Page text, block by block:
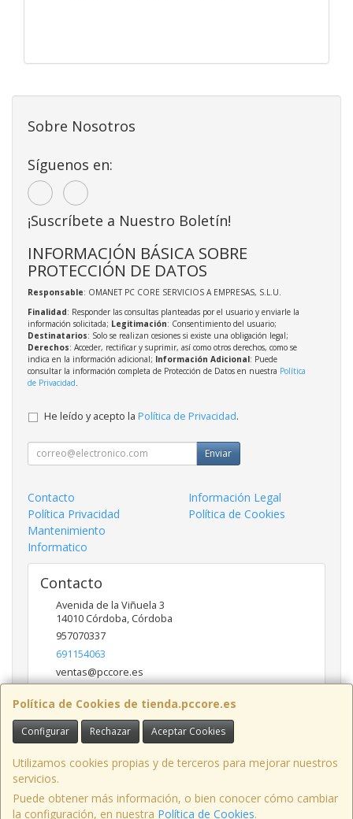
Política de Cookies de tienda.pccore.es
Configurar Rechazar Aceptar Cookies
Utilizamos cookies propias y de terceros para mejorar nuestros
servicios.
Puede obtener más información, o bien conocer cómo cambiar
la configuración, en nuestra Política de Cookies.
Sobre Nosotros
Síguenos en:
¡Suscríbete a Nuestro Boletín!
INFORMACIÓN BÁSICA SOBRE
PROTECCIÓN DE DATOS
Responsable: OMANET PC CORE SERVICIOS A EMPRESAS, S.L.U.
Finalidad: Responder las consultas planteadas por el usuario y enviarle la
información solicitada; Legitimación: Consentimiento del usuario;
Destinatarios: Solo se realizan cesiones si existe una obligación legal;
Derechos: Acceder, rectificar y suprimir, así como otros derechos, como se
indica en la información adicional; Información Adicional: Puede
consultar la información completa de Protección de Datos en nuestra Política
de Privacidad
He leído y acepto la Política de Privacidad.
Enviar
Contacto
Información Legal
Política Privacidad
Política de Cookies
Mantenimiento
Informatico
Contacto
Avenida de la Viñuela 3
14010 Córdoba, Córdoba
957070337
691154063
ventas@pccore.es
Horario
10-13:30
Avenida de la Viñuela nº 3, 14010, Córdoba, España. - C.I.F.: B56097777 -